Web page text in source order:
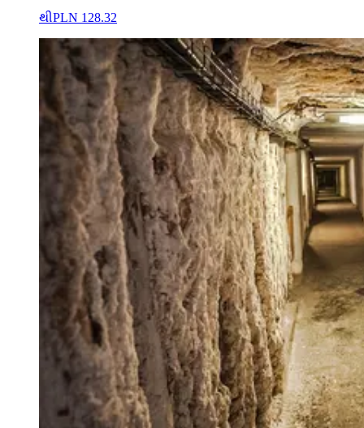
થીPLN 128.32